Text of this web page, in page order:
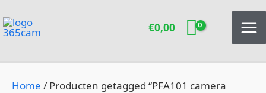
naar
de
€0,00
Home / Producten getagged “PFA101 camera